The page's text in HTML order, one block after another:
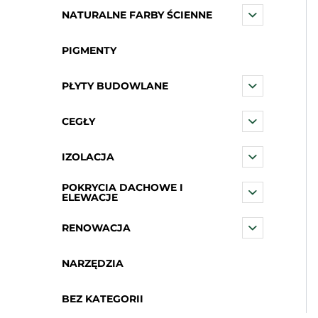
NATURALNE FARBY ŚCIENNE
PIGMENTY
PŁYTY BUDOWLANE
CEGŁY
IZOLACJA
POKRYCIA DACHOWE I
ELEWACJE
RENOWACJA
NARZĘDZIA
BEZ KATEGORII